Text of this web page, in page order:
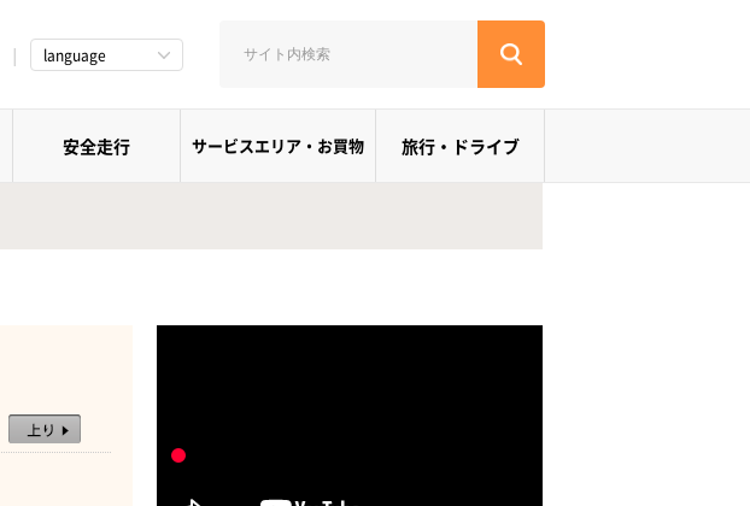
language
安全走行 サービスエリア・お買物 旅行・ドライブ